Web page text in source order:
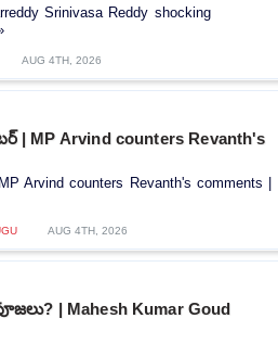
Srinivasa Reddy shocking
AUG 4TH, 2026
| MP Arvind counters Revanth's
counters Revanth's comments |
AUG 4TH, 2026
| Mahesh Kumar Goud